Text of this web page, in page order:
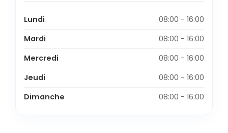
Lundi
08:00 - 16:00
Mardi
08:00 - 16:00
Mercredi
08:00 - 16:00
Jeudi
08:00 - 16:00
Dimanche
08:00 - 16:00